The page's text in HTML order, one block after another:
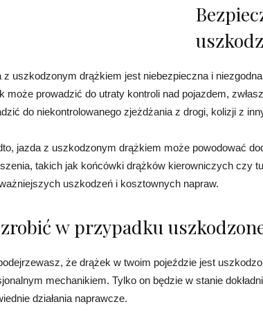
z uszkodzonym drążkiem jest niebezpieczna i
może prowadzić do utraty kontroli nad pojazdem,
do niekontrolowanego zjeżdżania z drogi, kolizji z
jazda z uszkodzonym drążkiem może powodować
takich jak końcówki drążków kierowniczych czy
uszkodzeń i kosztownych napraw.
w przypadku
że drążek w twoim pojeździe jest
mechanikiem. Tylko on będzie w stanie
działania naprawcze.